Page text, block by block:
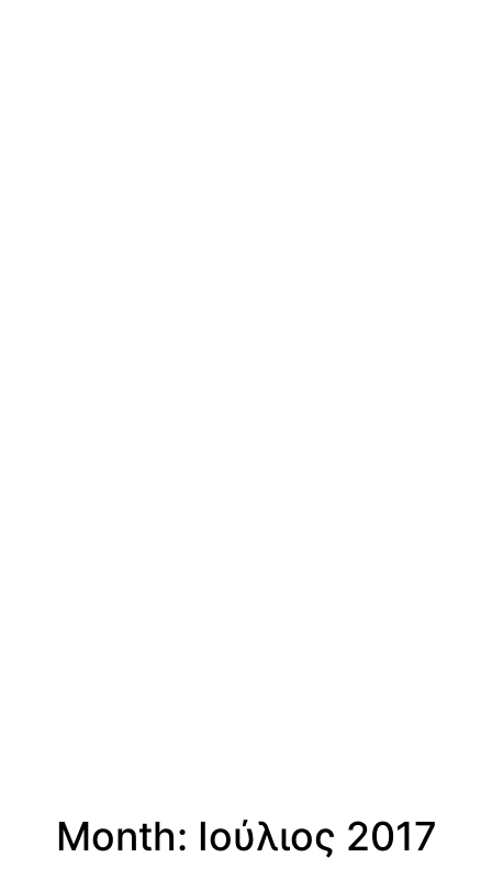
Month: Ιούλιος 2017